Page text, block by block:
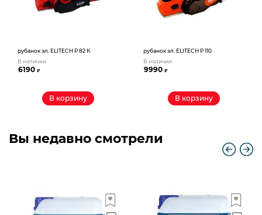
рубанок эл. ELITECH Р 82 К
В наличии
6190₽
В корзину
рубанок эл. ELITECH Р 110
В наличии
9990₽
В корзину
Вы недавно смотрели